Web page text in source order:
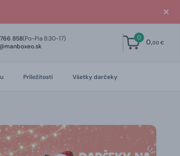
858(Po-Pia 8:30-17)
0 0,00 €
Príležitosti Všetky darčeky